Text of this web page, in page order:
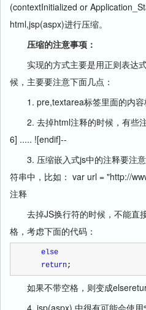
(contextInitialized or
html,jsp(aspx)进行压缩。
压缩的注意事项：
实现的方式主要是用正则表达
候，主要要注意下面几点：
1. pre,textarea标签里面的内容
2. 去掉html注释的时候，有些
6] ..... ![endif]--
3. 压缩嵌入式js中的注释要注意
符串中，比如： var url = "http://
注释
去掉JS换行符的时候，不能直
格，考虑下面的代码：
else
return;
如果不带空格，则变成
4. jsp(aspx) 中很有可能会使用